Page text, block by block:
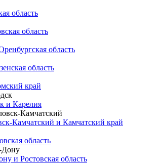
область
область
область
область
край
и Карелия
Камчатский и Камчатский край
область
и Ростовская область